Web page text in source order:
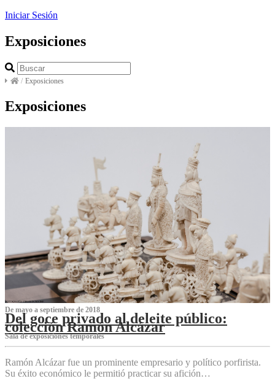
Iniciar Sesión
Exposiciones
/ Exposiciones
Exposiciones
De mayo a septiembre de 2018
Del goce privado al deleite público:
colección Ramón Alcázar
Sala de exposiciones temporales
Ramón Alcázar fue un prominente empresario y político porfirista.
Su éxito económico le permitió practicar su afición…